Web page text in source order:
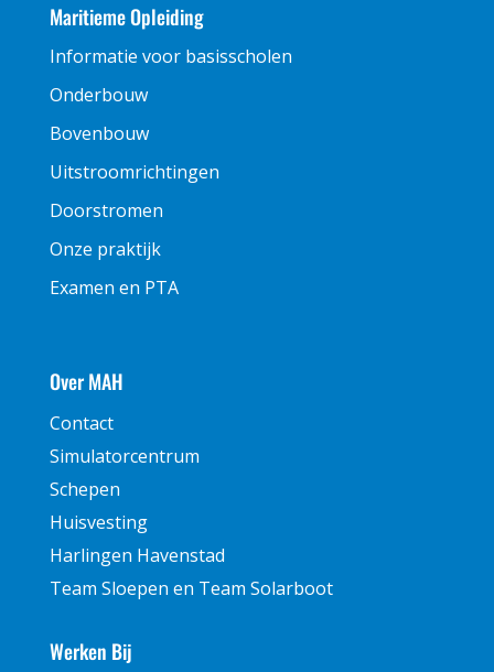
Maritieme Opleiding
Informatie voor basisscholen
Onderbouw
Bovenbouw
Uitstroomrichtingen
Doorstromen
Onze praktijk
Examen en PTA
Over MAH
Contact
Simulatorcentrum
Schepen
Huisvesting
Harlingen Havenstad
Team Sloepen en Team Solarboot
Werken Bij